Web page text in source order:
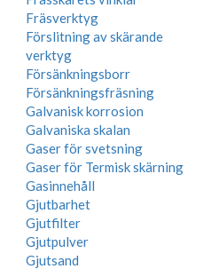
Fräsverktyg
Förslitning av skärande
verktyg
Försänkningsborr
Försänkningsfräsning
Galvanisk korrosion
Galvaniska skalan
Gaser för svetsning
Gaser för Termisk skärning
Gasinnehåll
Gjutbarhet
Gjutfilter
Gjutpulver
Gjutsand